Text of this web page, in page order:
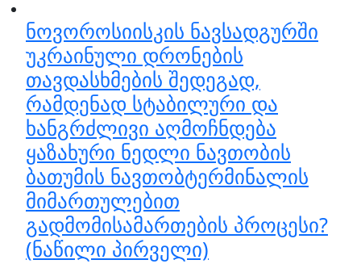
ნოვოროსიისკის ნავსადგურში
უკრაინული დრონების
თავდასხმების შედეგად,
რამდენად სტაბილური და
ხანგრძლივი აღმოჩნდება
ყაზახური ნედლი ნავთობის
ბათუმის ნავთობტერმინალის
მიმართულებით
გადმომისამართების პროცესი?
(ნაწილი პირველი)